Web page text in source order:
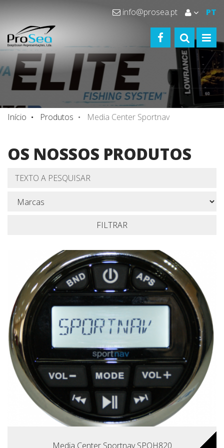
info@prosea.pt PT
FACEBOOK
TOGGLE
Início Produtos Media Center Sportnav
OS NOSSOS PRODUTOS
FILTRAR
Media Center Sportnav SPOH820